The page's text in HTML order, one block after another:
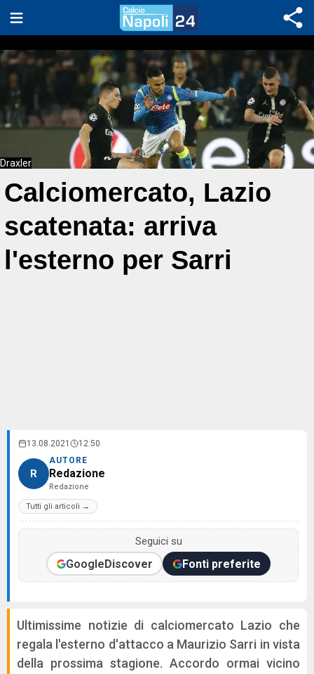
Draxler
Calciomercato, Lazio
scatenata: arriva
l'esterno per Sarri
13.08.2021 12:50
R
AUTORE
Redazione
Redazione
Tutti gli articoli →
Seguici su
GoogleDiscover Fonti preferite
Ultimissime notizie di calciomercato Lazio che
regala l'esterno d'attacco a Maurizio Sarri in vista
della prossima stagione. Accordo ormai vicino